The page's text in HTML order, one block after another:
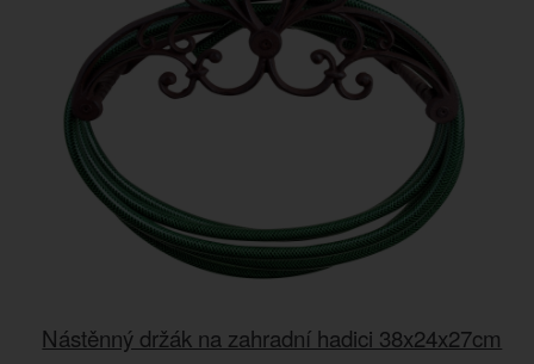
Nástěnný držák na zahradní hadici 38x24x27cm